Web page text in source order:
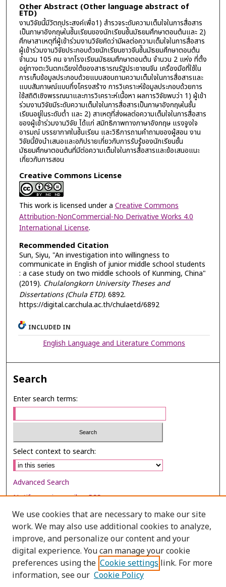
Other Abstract (Other language abstract of
ETD)
งานวิจัยนี้มีวัตถุประสงค์เพื่อ1) สำรวจระดับความเต็มใจในการสื่อสาร
เป็นภาษาอังกฤษในช้ันเรียนของนักเรียนช้ันมัธยมศึกษาตอนต้นและ 2)
ศึกษาสาเหตุที่ผู้เข้าร่วมงานวิจัยคิดว่ามีผลต่อความเต็มใจในการสื่อสาร
ผู้เข้าร่วมงานวิจัยประกอบด้วยนักเรียนชาวจีนช้ันมัธยมศึกษาตอนต้น
จำนวน 105 คน จากโรงเรียนมัธยมศึกษาตอนต้น จำนวน 2 แห่ง ที่ตั้ง
อยู่ทางตะวันตกเฉียงใต้ของสาธารณรัฐประชาชนจีน เครื่องมือที่ใช้ใน
การเก็บข้อมูลประกอบด้วยแบบสอบถามความเต็มใจในการสื่อสารและ
แบบสัมภาษณ์แบบกึ่งโครงสร้าง การวิเคราะห์ข้อมูลประกอบด้วยการ
ใช้สถิติเชิงพรรณนาและการวิเคราะห์เนื้อหา ผลการวิจัยพบว่า 1) ผู้เข้า
ร่วมงานวิจัยมีระดับความเต็มใจในการสื่อสารเป็นภาษาอังกฤษในชั้น
เรียนอยู่ในระดับต่ำ และ 2) สาเหตุที่ส่งผลต่อความเต็มใจในการสื่อสาร
ของผู้เข้าร่วมงานวิจัย ได้แก่ สมิทธิภาพทางภาษาอังกฤษ แรงจูงใจ
อารมณ์ บรรยากาศในช้ันเรียน และวิธีการถามคำถามของผู้สอน งาน
วิจัยนี้ยังนำเสนอและอภิปรายเกี่ยวกับการรับรู้ของนักเรียนชั้น
มัธยมศึกษาตอนต้นที่มีต่อความเต็มใจในการสื่อสารและข้อเสนอแนะ
เกี่ยวกับการสอน
Creative Commons License
This work is licensed under a Creative Commons
Attribution-NonCommercial-No Derivative Works 4.0
International License.
Recommended Citation
Sun, Siyu, "An investigation into willingness to
communicate in English of junior middle school students
: a case study on two middle schools of Kunming, China"
(2019). Chulalongkorn University Theses and
Dissertations (Chula ETD). 6892.
https://digital.car.chula.ac.th/chulaetd/6892
INCLUDED IN
English Language and Literature Commons
Search
Enter search terms:
Select context to search:
Advanced Search
Notify me via email orRSS
Browse
Collections
Disciplines
Authors
We use cookies that are necessary to make our site
work. We may also use additional cookies to analyze,
improve, and personalize our content and your
digital experience. You can manage your cookie
preferences using the Cookie settings link. For more
information, see our Cookie Policy